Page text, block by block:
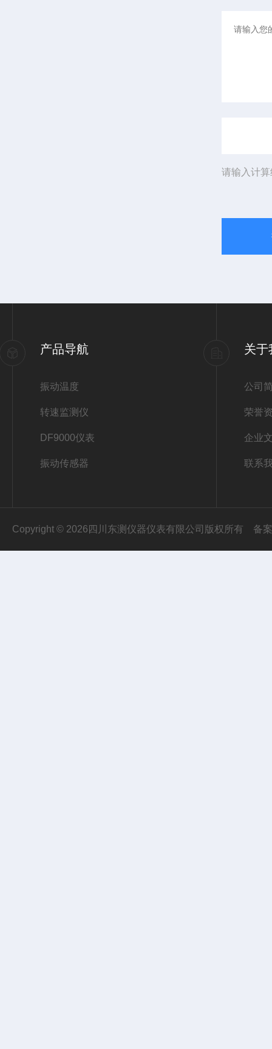
请输入计
产品导航
振动温度
转速监测仪
DF9000仪表
振动传感器
关于
公司
荣誉
企业
联系
Copyright © 2026四川东测仪器仪表有限公司版权所有 备